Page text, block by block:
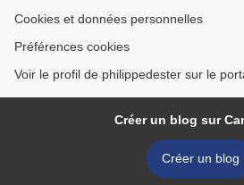
Cookies et données personnelles
Préférences cookies
Voir le profil de philippedester sur le
Créer un blog sur
Créer un blog